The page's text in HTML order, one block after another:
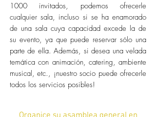
1000 invitados, podemos ofrecerle
cualquier sala, incluso si se ha enamorado
de una sala cuya capacidad excede la de
su evento, ya que puede reservar sólo una
parte de ella. Además, si desea una velada
temática con animación, catering, ambiente
musical, etc., ¡nuestro socio puede ofrecerle
todos los servicios posibles!